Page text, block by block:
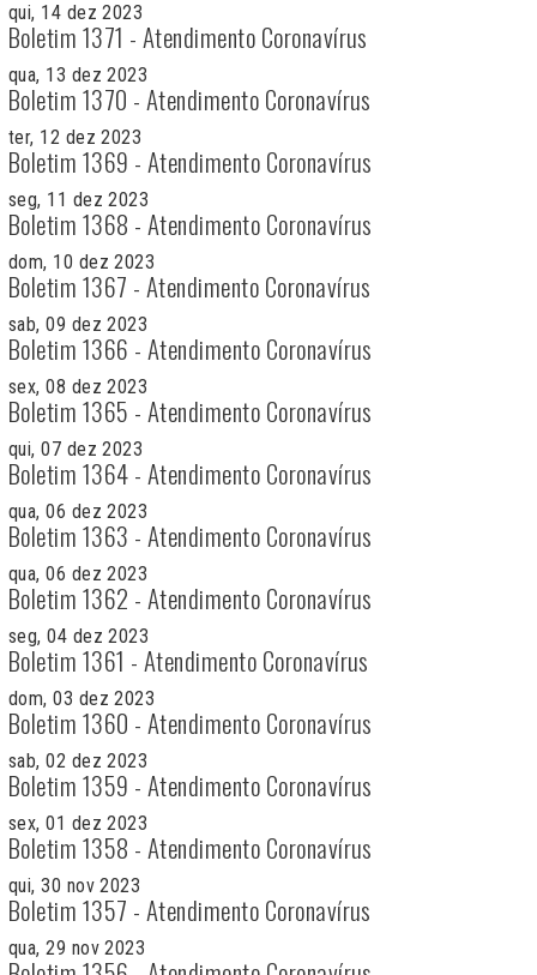
qui, 14 dez 2023
Boletim 1371 - Atendimento Coronavírus
qua, 13 dez 2023
Boletim 1370 - Atendimento Coronavírus
ter, 12 dez 2023
Boletim 1369 - Atendimento Coronavírus
seg, 11 dez 2023
Boletim 1368 - Atendimento Coronavírus
dom, 10 dez 2023
Boletim 1367 - Atendimento Coronavírus
sab, 09 dez 2023
Boletim 1366 - Atendimento Coronavírus
sex, 08 dez 2023
Boletim 1365 - Atendimento Coronavírus
qui, 07 dez 2023
Boletim 1364 - Atendimento Coronavírus
qua, 06 dez 2023
Boletim 1363 - Atendimento Coronavírus
qua, 06 dez 2023
Boletim 1362 - Atendimento Coronavírus
seg, 04 dez 2023
Boletim 1361 - Atendimento Coronavírus
dom, 03 dez 2023
Boletim 1360 - Atendimento Coronavírus
sab, 02 dez 2023
Boletim 1359 - Atendimento Coronavírus
sex, 01 dez 2023
Boletim 1358 - Atendimento Coronavírus
qui, 30 nov 2023
Boletim 1357 - Atendimento Coronavírus
qua, 29 nov 2023